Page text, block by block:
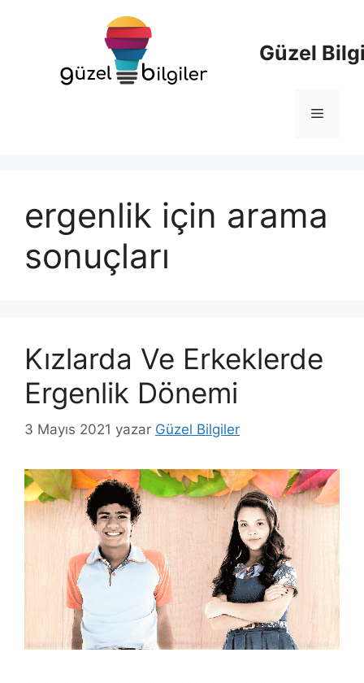
Güzel
Menü
ergenlik için arama
sonuçları
Kızlarda Ve Erkeklerde
Ergenlik Dönemi
3 Mayıs 2021 yazar Güzel Bilgiler